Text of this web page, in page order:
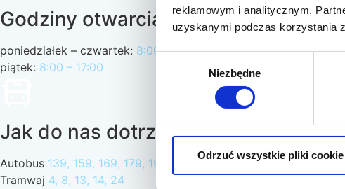
reklamowym i analitycznym.
uzyskanymi podczas korzystania
Niezbędne
Odrzuć wszystkie pliki cookie
Godziny otwarcia:
poniedziałek – czwartek: 8:00 – 19:00
piątek: 8:00 – 17:00
Jak do nas dotrzeć?
Autobus 139, 159, 169, 179, 192, 199
Tramwaj 4, 8, 13, 14, 24